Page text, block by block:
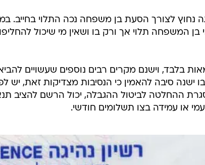
נחוץ לצורך הסעת בן משפחה נכה התלוי בחייב.
בן המשפחה תלוי אך ורק בו ושאין מי שיכול
בלבד, וישנם מקרים רבים נוספים שעשויים
ישנה סיבה להאמין כי הנסיבות מצדיקות זאת,
ההחלטה לביטול ההגבלה, יכול הרשם להציב
או עמידה בצו תשלומים חודשי.